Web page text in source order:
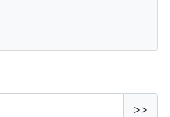
>>